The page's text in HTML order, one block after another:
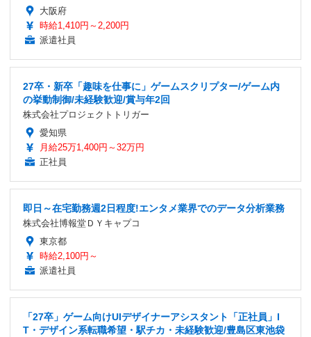
大阪府
時給1,410円～2,200円
派遣社員
27卒・新卒「趣味を仕事に」ゲームスクリプター/ゲーム内
の挙動制御/未経験歓迎/賞与年2回
株式会社プロジェクトトリガー
愛知県
月給25万1,400円～32万円
正社員
即日～在宅勤務週2日程度!エンタメ業界でのデータ分析業務
株式会社博報堂ＤＹキャプコ
東京都
時給2,100円～
派遣社員
「27卒」ゲーム向けUIデザイナーアシスタント「正社員」I
T・デザイン系転職希望・駅チカ・未経験歓迎/豊島区東池袋